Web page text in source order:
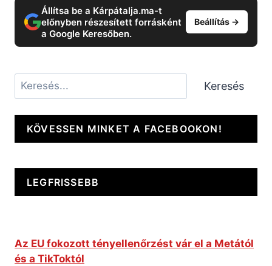
Állítsa be a Kárpátalja.ma-t
előnyben részesített forrásként
a Google Keresőben.
Beállítás →
Keresés Keresés
KÖVESSEN MINKET A FACEBOOKON!
LEGFRISSEBB
Az EU fokozott tényellenőrzést vár el a Metától
és a TikToktól